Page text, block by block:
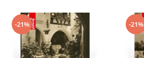
-21% -21%